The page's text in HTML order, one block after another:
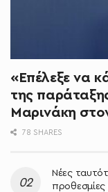
«Επέλεξε να
της
Μαρινάκη
78 SHARES
Νέες